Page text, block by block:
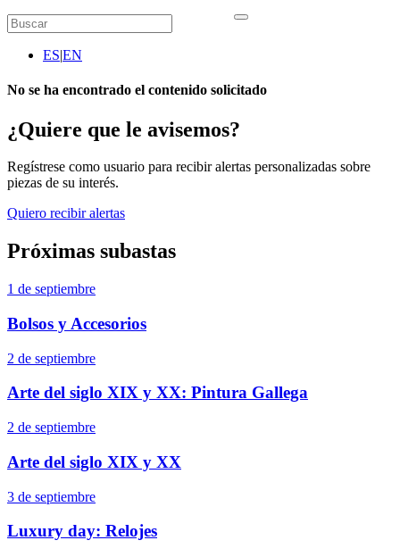
ES|EN
No se ha encontrado el contenido solicitado
¿Quiere que le avisemos?
Regístrese como usuario para recibir alertas personalizadas sobre
piezas de su interés.
Quiero recibir alertas
Próximas subastas
1 de septiembre
Bolsos y Accesorios
2 de septiembre
Arte del siglo XIX y XX: Pintura Gallega
2 de septiembre
Arte del siglo XIX y XX
3 de septiembre
Luxury day: Relojes